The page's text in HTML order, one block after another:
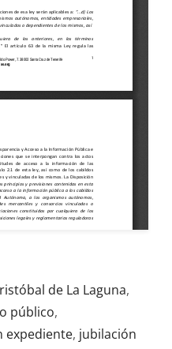
de La Laguna,
público,
expediente, jubilación